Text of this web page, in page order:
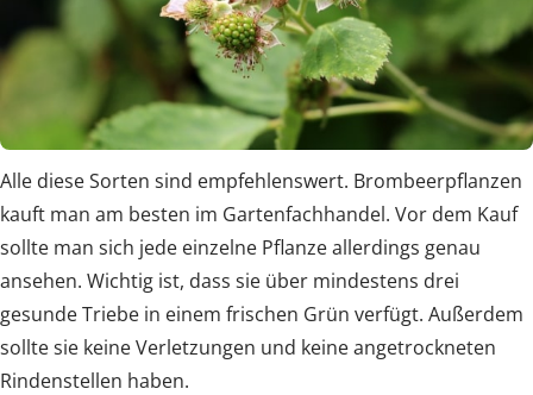
Alle diese Sorten sind empfehlenswert. Brombeerpflanzen
kauft man am besten im Gartenfachhandel. Vor dem Kauf
sollte man sich jede einzelne Pflanze allerdings genau
ansehen. Wichtig ist, dass sie über mindestens drei
gesunde Triebe in einem frischen Grün verfügt. Außerdem
sollte sie keine Verletzungen und keine angetrockneten
Rindenstellen haben.